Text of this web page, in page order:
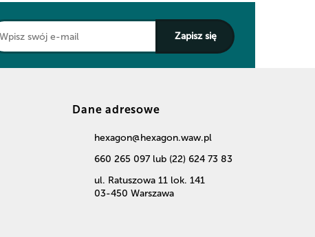
Dane adresowe
hexagon@hexagon.waw.pl
660 265 097 lub (22) 624 73 83
ul. Ratuszowa 11 lok. 141
03-450 Warszawa